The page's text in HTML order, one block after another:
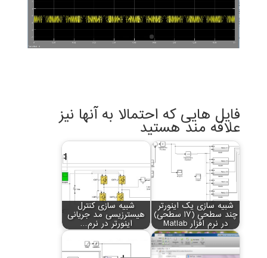
فایل هایی که احتمالا به آنها نیز
علاقه مند هستید
شبیه سازی یک اینورتر
چند سطحی (17 سطحی)
در نرم افزار Matlab
شبیه سازی کنترل
هیسترزیسی مد جریانی
اینورتر در نرم…